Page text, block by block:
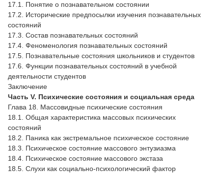
17.1. Понятие о познавательном состоянии
17.2. Исторические предпосылки изучения познавательных
состояний
17.3. Состав познавательных состояний
17.4. Феноменология познавательных состояний
17.5. Познавательные состояния школьников и студентов
17.6. Функции познавательных состояний в учебной
деятельности студентов
Заключение
Часть V. Психические состояния и социальная среда
Глава 18. Массовидные психические состояния
18.1. Общая характеристика массовых психических
состояний
18.2. Паника как экстремальное психическое состояние
18.3. Психическое состояние массового энтузиазма
18.4. Психическое состояние массового экстаза
18.5. Слухи как социально-психологический фактор